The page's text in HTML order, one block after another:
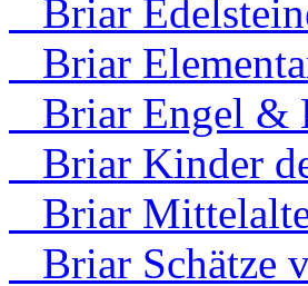
Briar
Briar
Briar Engel &
Briar Kinder
Briar
Briar Schätze